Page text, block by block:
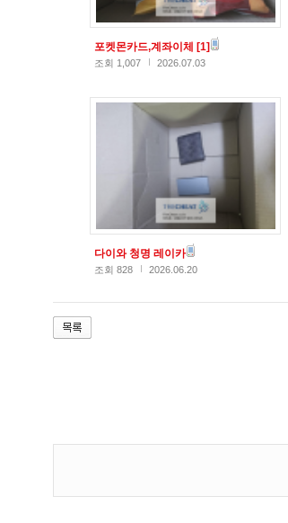
포켓몬카드,계좌이체 [1]
조회 1,007 2026.07.03
다이와 청명 레이카
조회 828 2026.06.20